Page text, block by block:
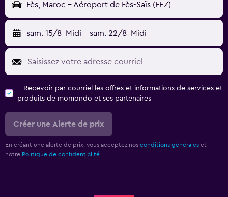
Fès, Maroc - Aéroport de Fès-Saïs (FEZ)
sam. 15/8 Midi - sam. 22/8 Midi
Recevoir par courriel les offres et informations de services et
produits de momondo et ses partenaires
Créer une Alerte de prix
En créant une alerte de prix, vous acceptez nos conditions générales et
notre Politique de confidentialité.